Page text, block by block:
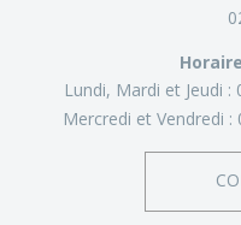
Lundi, Mardi et Jeudi :
Mercredi et Vendredi :